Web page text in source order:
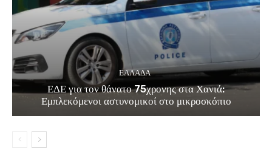
ΕΛΛΑΔΑ
ΕΔΕ για τον θάνατο 75χρονης στα Χανιά:
Εμπλεκόμενοι αστυνομικοί στο μικροσκόπιο